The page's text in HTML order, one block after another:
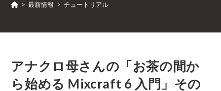
> 最新情報 > チュートリアル
アナクロ母さんの「お茶の間か
ら始める Mixcraft 6 入門」その